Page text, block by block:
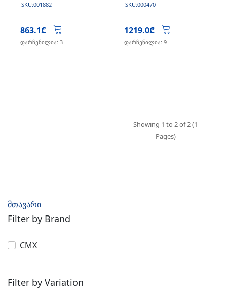
მთავარი
Filter by Brand
CMX
Filter by Variation
SKU:001882
863.1₾
დარჩენილია: 3
SKU:000470
1219.0₾
დარჩენილია: 9
Showing 1 to 2 of 2 (1
Pages)